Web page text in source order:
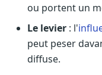
ou portent un
Le levier : l'
peut peser
diffuse.